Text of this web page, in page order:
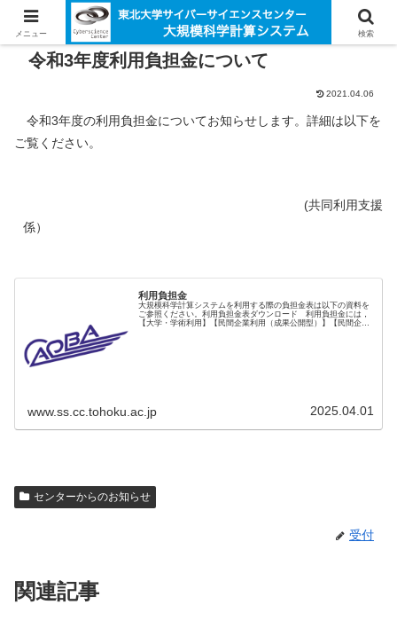
令和3年度利用負担金について
2021.04.06
令和3年度の利用負担金についてお知らせします。詳細は以下を
ご覧ください。
(共同利用支援
係）
利用負担金
大規模科学計算システムを利用する際の負担金表は以下の資料を
ご参照ください。利用負担金表ダウンロード 利用負担金には，
【大学・学術利用】【民間企業利用（成果公開型）】【民間企業
www.ss.cc.tohoku.ac.jp 2025.04.01
センターからのお知らせ
受付
関連記事
メニュー 検索